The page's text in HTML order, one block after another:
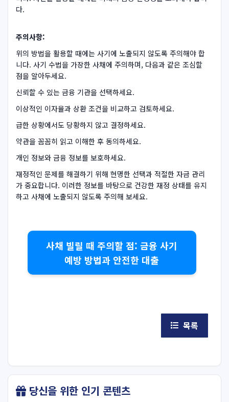
다.
주의사항:
위의 방법을 활용할 때에는 사기에 노출되지 않도록 주의해야 합
니다. 사기 수법을 가장한 사채에 주의하며, 다음과 같은 조심할
점을 알아두세요.
신뢰할 수 있는 금융 기관을 선택하세요.
이상적인 이자율과 상환 조건을 비교하고 검토하세요.
급한 상황에서도 당황하지 않고 결정하세요.
약관을 꼼꼼히 읽고 이해한 후 동의하세요.
개인 정보와 금융 정보를 보호하세요.
재정적인 문제를 해결하기 위해 현명한 선택과 적절한 자금 관리
가 중요합니다. 이러한 정보를 바탕으로 건강한 재정 상태를 유지
하고 사채에 노출되지 않도록 주의해 보세요.
사채 빌릴 때 주의할 점: 금융 사기
예방 방법과 안전한 대출
목록
당신을 위한 인기 콘텐츠